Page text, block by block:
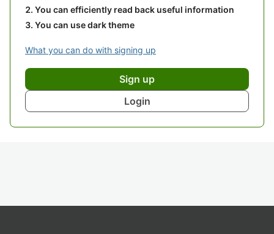
You can efficiently read back useful information
You can use dark theme
What you can do with signing up
Sign up
Login